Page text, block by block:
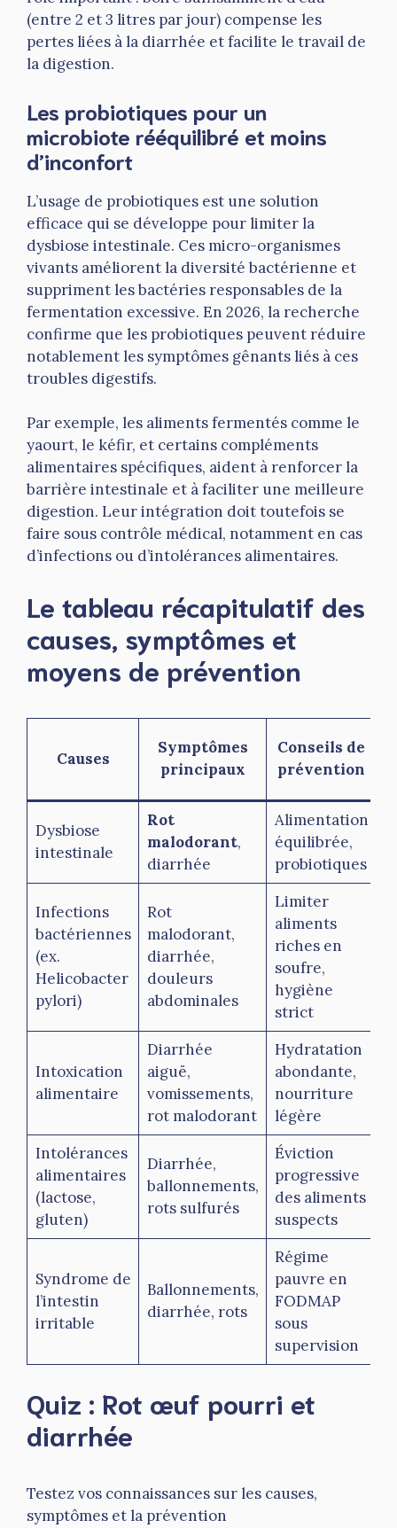
(entre 2 et 3 litres par jour) compense les
pertes liées à la diarrhée et facilite le travail de
la digestion.
Les probiotiques pour un
microbiote rééquilibré et moins
d’inconfort
L’usage de probiotiques est une solution
efficace qui se développe pour limiter la
dysbiose intestinale. Ces micro-organismes
vivants améliorent la diversité bactérienne et
suppriment les bactéries responsables de la
fermentation excessive. En 2026, la recherche
confirme que les probiotiques peuvent réduire
notablement les symptômes gênants liés à ces
troubles digestifs.
Par exemple, les aliments fermentés comme le
yaourt, le kéfir, et certains compléments
alimentaires spécifiques, aident à renforcer la
barrière intestinale et à faciliter une meilleure
digestion. Leur intégration doit toutefois se
faire sous contrôle médical, notamment en cas
d’infections ou d’intolérances alimentaires.
Le tableau récapitulatif des
causes, symptômes et
moyens de prévention
Causes
Symptômes
principaux
Conseils de
prévention
Dysbiose
intestinale
Rot
malodorant,
diarrhée
Alimentation
équilibrée,
probiotiques
Infections
bactériennes
(ex.
Helicobacter
pylori)
Rot
malodorant,
diarrhée,
douleurs
abdominales
Limiter
aliments
riches en
soufre,
hygiène
strict
Intoxication
alimentaire
Diarrhée
aiguë,
vomissements,
rot malodorant
Hydratation
abondante,
nourriture
légère
Intolérances
alimentaires
(lactose,
gluten)
Diarrhée,
ballonnements,
rots sulfurés
Éviction
progressive
des aliments
suspects
Syndrome de
l’intestin
irritable
Ballonnements,
diarrhée, rots
Régime
pauvre en
FODMAP
sous
supervision
Quiz : Rot œuf pourri et
diarrhée
Testez vos connaissances sur les causes,
symptômes et la prévention